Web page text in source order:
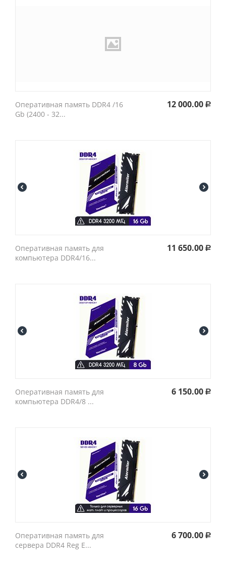
Оперативная память DDR4 /16
Gb (2400 - 32...
12 000.00 Р
Оперативная память для
компьютера DDR4/16...
11 650.00 Р
Оперативная память для
компьютера DDR4/8 ...
6 150.00 Р
Оперативная память для
сервера DDR4 Reg E...
6 700.00 Р